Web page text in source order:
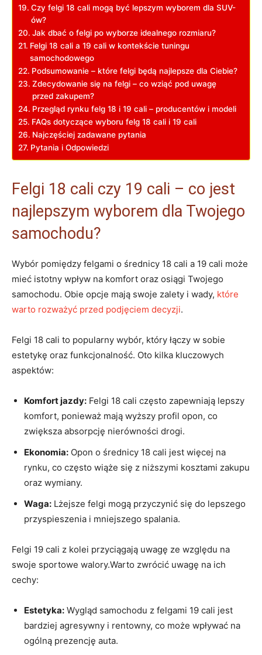
Czy felgi ⁢18 cali mogą być lepszym wyborem dla SUV-
ów?
Jak dbać o felgi⁣ po wyborze idealnego rozmiaru?
Felgi 18 cali a 19 ‌cali w kontekście⁣ tuningu
samochodowego
Podsumowanie – które felgi będą ‍najlepsze dla Ciebie?
Zdecydowanie‍ się na felgi – co ​wziąć pod uwagę
przed zakupem?
Przegląd⁢ rynku felg 18 i 19 cali – producentów‍ i modeli
FAQs ⁢dotyczące wyboru felg 18 cali i 19 cali
Najczęściej zadawane⁣ pytania
Pytania ⁣i Odpowiedzi
Felgi 18 cali czy 19 cali⁢ –⁢ co jest
najlepszym ⁢wyborem ⁣dla Twojego
samochodu?
Wybór⁢ pomiędzy felgami o średnicy 18⁢ cali a‍ 19 cali może
‍mieć⁤ istotny wpływ na ⁤komfort oraz osiągi Twojego
samochodu. Obie⁤ opcje⁤ mają swoje zalety i wady, które
warto rozważyć przed⁢ podjęciem decyzji.
Felgi 18 cali ⁢to popularny wybór,​ który łączy w sobie
estetykę⁤ oraz funkcjonalność. Oto kilka kluczowych
aspektów:
Komfort‌ jazdy: Felgi 18 cali⁣ często zapewniają lepszy ​
komfort, ponieważ mają wyższy profil opon, co
zwiększa absorpcję​ nierówności drogi.
Ekonomia: Opon o średnicy 18 cali jest​ więcej na
rynku, co często wiąże⁢ się z ⁢niższymi kosztami zakupu
oraz ⁤wymiany.
Waga: Lżejsze felgi‌ mogą przyczynić się do ‍lepszego‍
przyspieszenia i mniejszego spalania.
Felgi 19 ‌cali z kolei przyciągają⁢ uwagę ze względu na
swoje sportowe walory.Warto‌ zwrócić uwagę na ich
cechy:
Estetyka: Wygląd samochodu z felgami⁢ 19 cali jest
bardziej agresywny i rentowny, co może ‌wpływać ‍na
ogólną prezencję auta.